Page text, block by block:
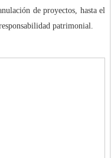
de proyectos, hasta el
patrimonial.